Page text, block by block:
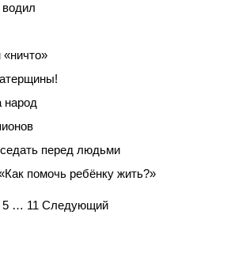
«ничто»
народ
перед людьми
помочь ребёнку жить?»
5 … 11 Следующий